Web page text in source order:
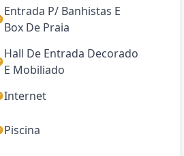
Entrada P/ Banhistas E
Box De Praia
Hall De Entrada Decorado
E Mobiliado
Internet
Piscina